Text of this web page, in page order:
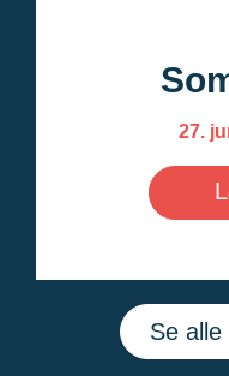
27.
Se